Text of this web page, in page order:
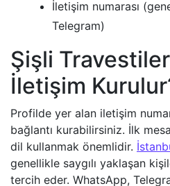
İletişim numarası
Telegram)
Şişli
İletişim
Profilde yer alan iletişim
bağlantı kurabilirsiniz. İlk
dil kullanmak önemlidir.
genellikle saygılı yaklaşan
tercih eder. WhatsApp,